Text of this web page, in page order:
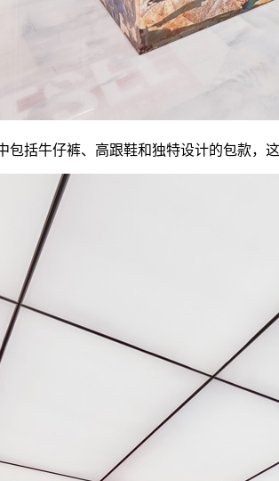
括牛仔裤、高跟鞋和独特设计的包款，